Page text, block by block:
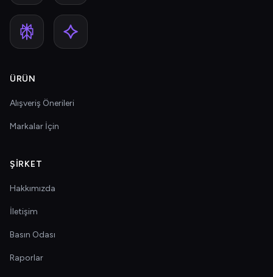
ÜRÜN
Alışveriş Önerileri
Markalar İçin
ŞIRKET
Hakkımızda
İletişim
Basın Odası
Raporlar